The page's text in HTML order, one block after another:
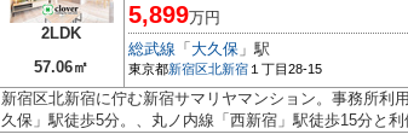
2LDK
57.06㎡
5,899万円
総武線 「 大久保 」駅
東京都新宿区北新宿 １丁目28-15
新宿区北新宿に佇む新宿サマリヤマンション。事務所利
久保」駅徒歩5分。、丸ノ内線「西新宿」駅徒歩15分と